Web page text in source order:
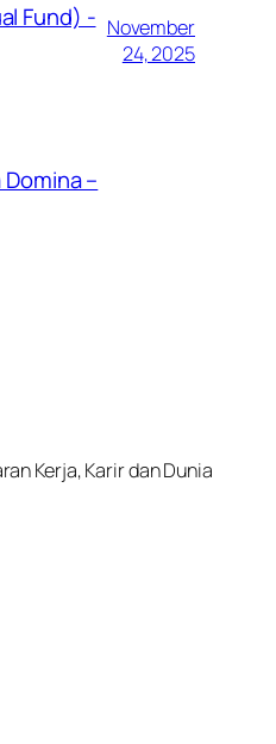
Fund) - November
24, 2025
–
Kerja, Karir dan Dunia